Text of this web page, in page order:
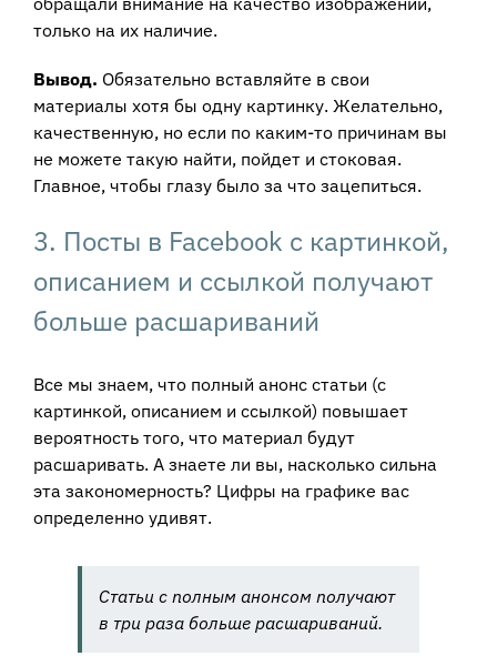
только на их наличие.
Вывод. Обязательно вставляйте в свои
материалы хотя бы одну картинку. Желательно,
качественную, но если по каким-то причинам вы
не можете такую найти, пойдет и стоковая.
Главное, чтобы глазу было за что зацепиться.
3. Посты в Facebook с картинкой,
описанием и ссылкой получают
больше расшариваний
Все мы знаем, что полный анонс статьи (с
картинкой, описанием и ссылкой) повышает
вероятность того, что материал будут
расшаривать. А знаете ли вы, насколько сильна
эта закономерность? Цифры на графике вас
определенно удивят.
Статьи с полным анонсом получают
в три раза больше расшариваний.